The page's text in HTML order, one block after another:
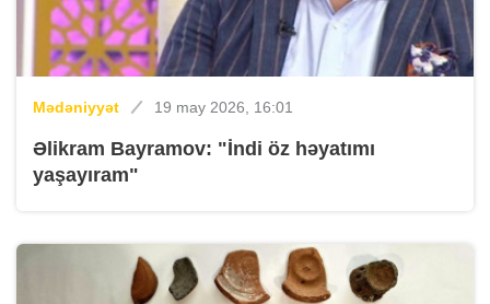
Mədəniyyət 19 may 2026, 16:01
Əlikram Bayramov: "İndi öz həyatımı
yaşayıram"